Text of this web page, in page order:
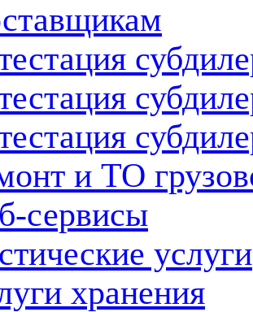
и ТО
сервисы
услуги
хранения